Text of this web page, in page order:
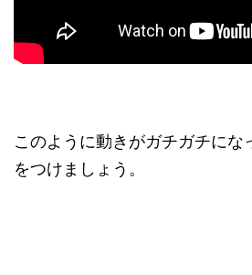
このように動きがガチガチにな
をつけましょう。